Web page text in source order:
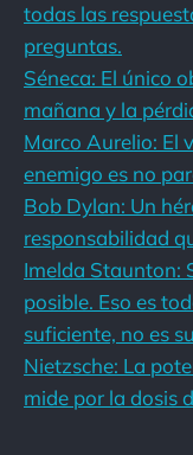
todas las
preguntas.
Séneca: El único
mañana y la
Marco Aurelio: El
enemigo es no
Bob Dylan: Un
responsabilidad
Imelda Staunton:
posible. Eso es
suficiente, no es
Nietzsche: La
mide por la dosis